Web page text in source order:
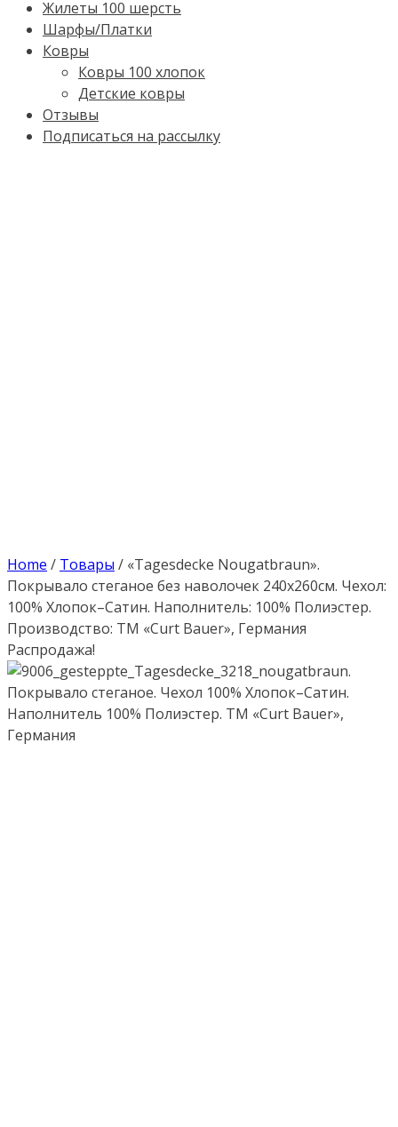
Жилеты 100 шерсть
Шарфы/Платки
Ковры
Ковры 100 хлопок
Детские ковры
Отзывы
Подписаться на рассылку
Home / Товары / «Tagesdecke Nougatbraun».
Покрывало стеганое без наволочек 240х260см. Чехол:
100% Хлопок–Сатин. Наполнитель: 100% Полиэстер.
Производство: ТМ «Curt Bauer», Германия
Распродажа!